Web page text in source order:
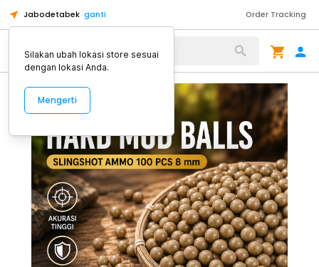
Jabodetabek ganti Order Tracking
Alat Kopi
Silakan ubah lokasi store sesuai
dengan lokasi Anda.
Mengerti